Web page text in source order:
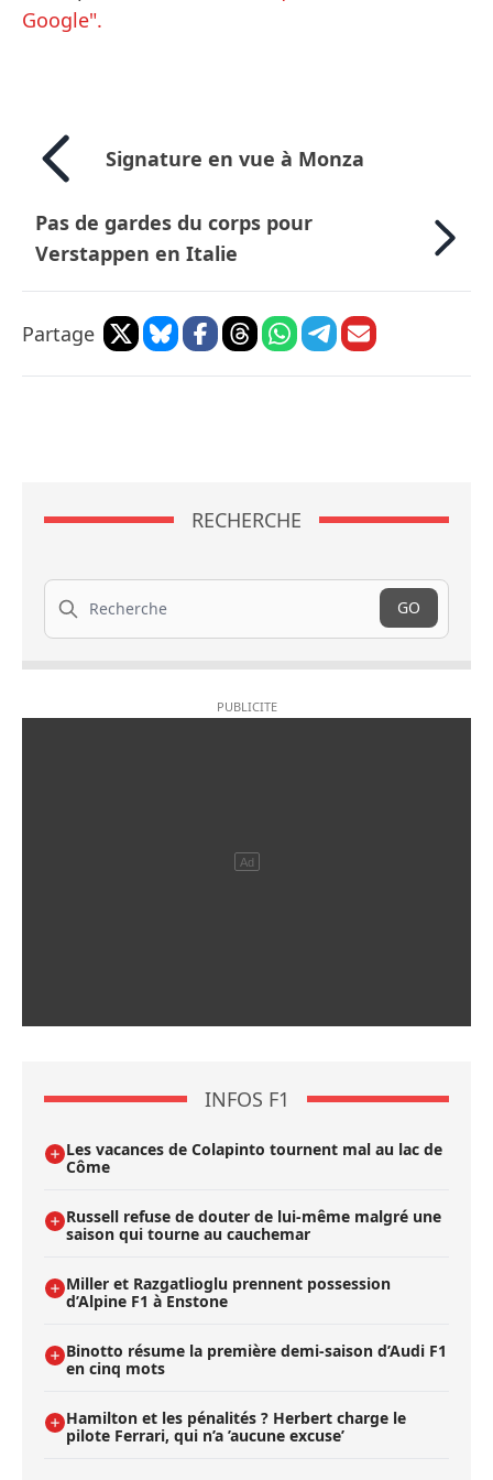
Google".
Signature en vue à Monza
Pas de gardes du corps pour
Verstappen en Italie
Partage
RECHERCHE
Recherche
GO
INFOS F1
Les vacances de Colapinto tournent mal au lac de
Côme
Russell refuse de douter de lui-même malgré une
saison qui tourne au cauchemar
Miller et Razgatlioglu prennent possession
d’Alpine F1 à Enstone
Binotto résume la première demi-saison d’Audi F1
en cinq mots
Hamilton et les pénalités ? Herbert charge le
pilote Ferrari, qui n’a ’aucune excuse’